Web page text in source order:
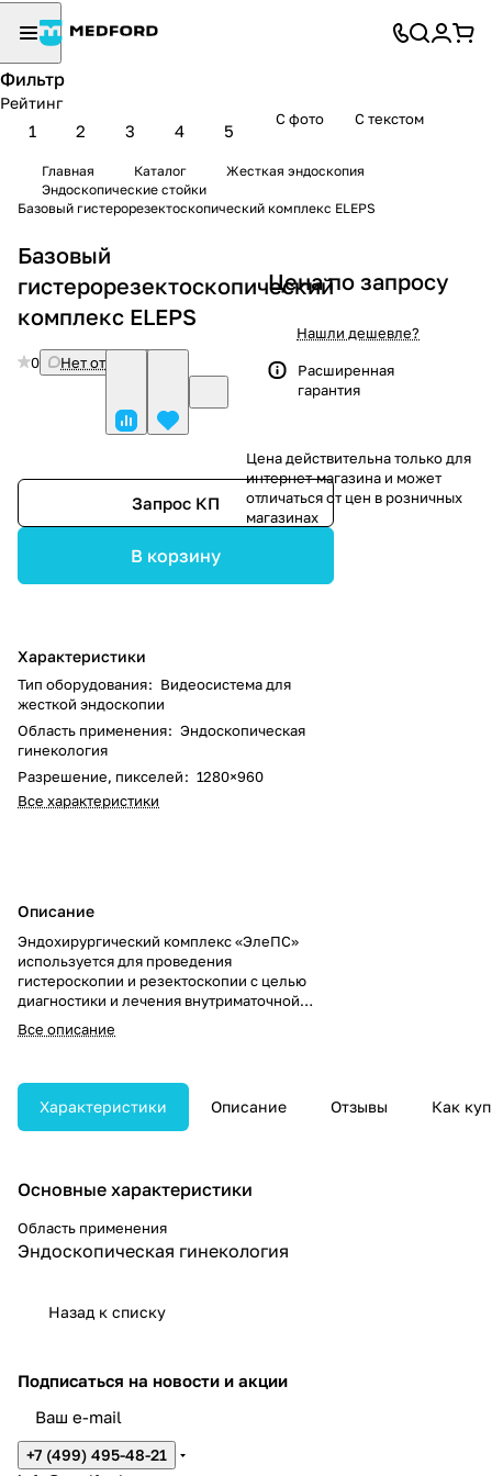
Фильтр
Рейтинг
1 2 3 4 5
С фото С текстом
Главная Каталог
Жесткая эндоскопия
Эндоскопические стойки
Базовый гистерорезектоскопический комплекс ELEPS
Базовый
гистерорезектоскопический
комплекс ELEPS
0 Нет отзывов
Запрос КП
В корзину
Характеристики
Тип оборудования: Видеосистема для
жесткой эндоскопии
Область применения: Эндоскопическая
гинекология
Разрешение, пикселей: 1280×960
Все характеристики
Описание
Эндохирургический комплекс «ЭлеПС»
используется для проведения
гистероскопии и резектоскопии с целью
диагностики и лечения внутриматочной
патологии. Обеспечивает визуализацию и
выполнение электрохирургических
для выявления различных нарушений
структуры эндометрия и их терапевтической
коррекции.
Все описание
Цена по запросу
Нашли дешевле?
Расширенная
гарантия
Цена действительна только для
интернет-магазина и может
отличаться от цен в розничных
магазинах
Характеристики Описание Отзывы Как
Основные характеристики
Область применения
Эндоскопическая гинекология
Назад к списку
Подписаться на новости и акции
+7 (499) 495-48-21